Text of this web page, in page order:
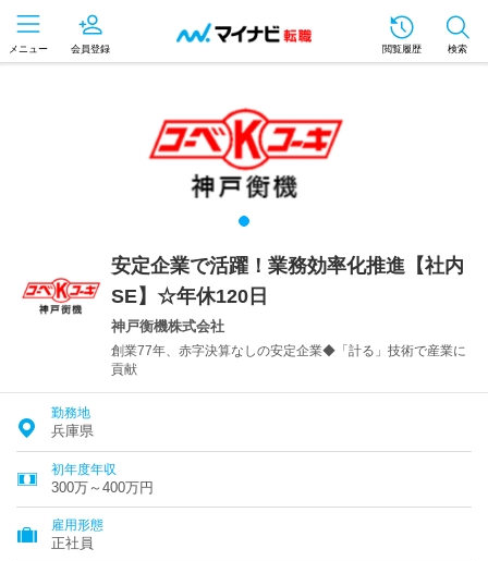
メニュー 会員登録 閲覧履歴 検索
安定企業で活躍！業務効率化推進【社内
SE】☆年休120日
神戸衡機株式会社
創業77年、赤字決算なしの安定企業◆「計る」技術で産業に
貢献
勤務地
兵庫県
初年度年収
300万～400万円
雇用形態
正社員